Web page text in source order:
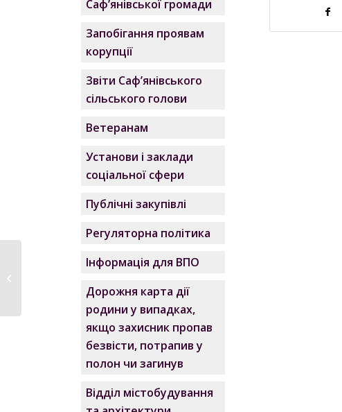
Саф’янівської громади
Запобігання проявам
корупції
Звіти Саф’янівського
сільського голови
Ветеранам
Установи і заклади
соціальної сфери
Публічні закупівлі
Регуляторна політика
Інформація для ВПО
Дорожня карта дії
родини у випадках,
якщо захисник пропав
безвісти, потрапив у
полон чи загинув
Відділ містобудування
У Саф‘янівській